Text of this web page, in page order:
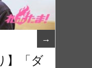
→
】「ダ